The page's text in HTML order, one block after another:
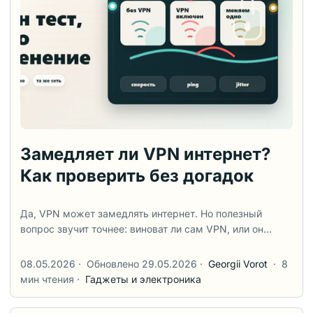
работает стабильно, менять ничего не нужно. Если нет –
выбирайте запасной вариант по конкретной проблеме,
а не по названию протокола. Ниже – практичная карта
выбора, затем короткий тест, чтобы не перепутать
перегруженной сетью. ...
Замедляет ли VPN интернет?
Как проверить без догадок
Да, VPN может замедлять интернет. Но полезный
вопрос звучит точнее: виноват ли сам VPN, или он
перегруженного сервера, протокола или конкретного
устройства? Самый быстрый способ разобраться —
одной и той же сети: сначала без VPN, потом с
08.05.2026 · Обновлено 29.05.2026 · Georgii Vorot · 8
мин чтения · Гаджеты и электроника